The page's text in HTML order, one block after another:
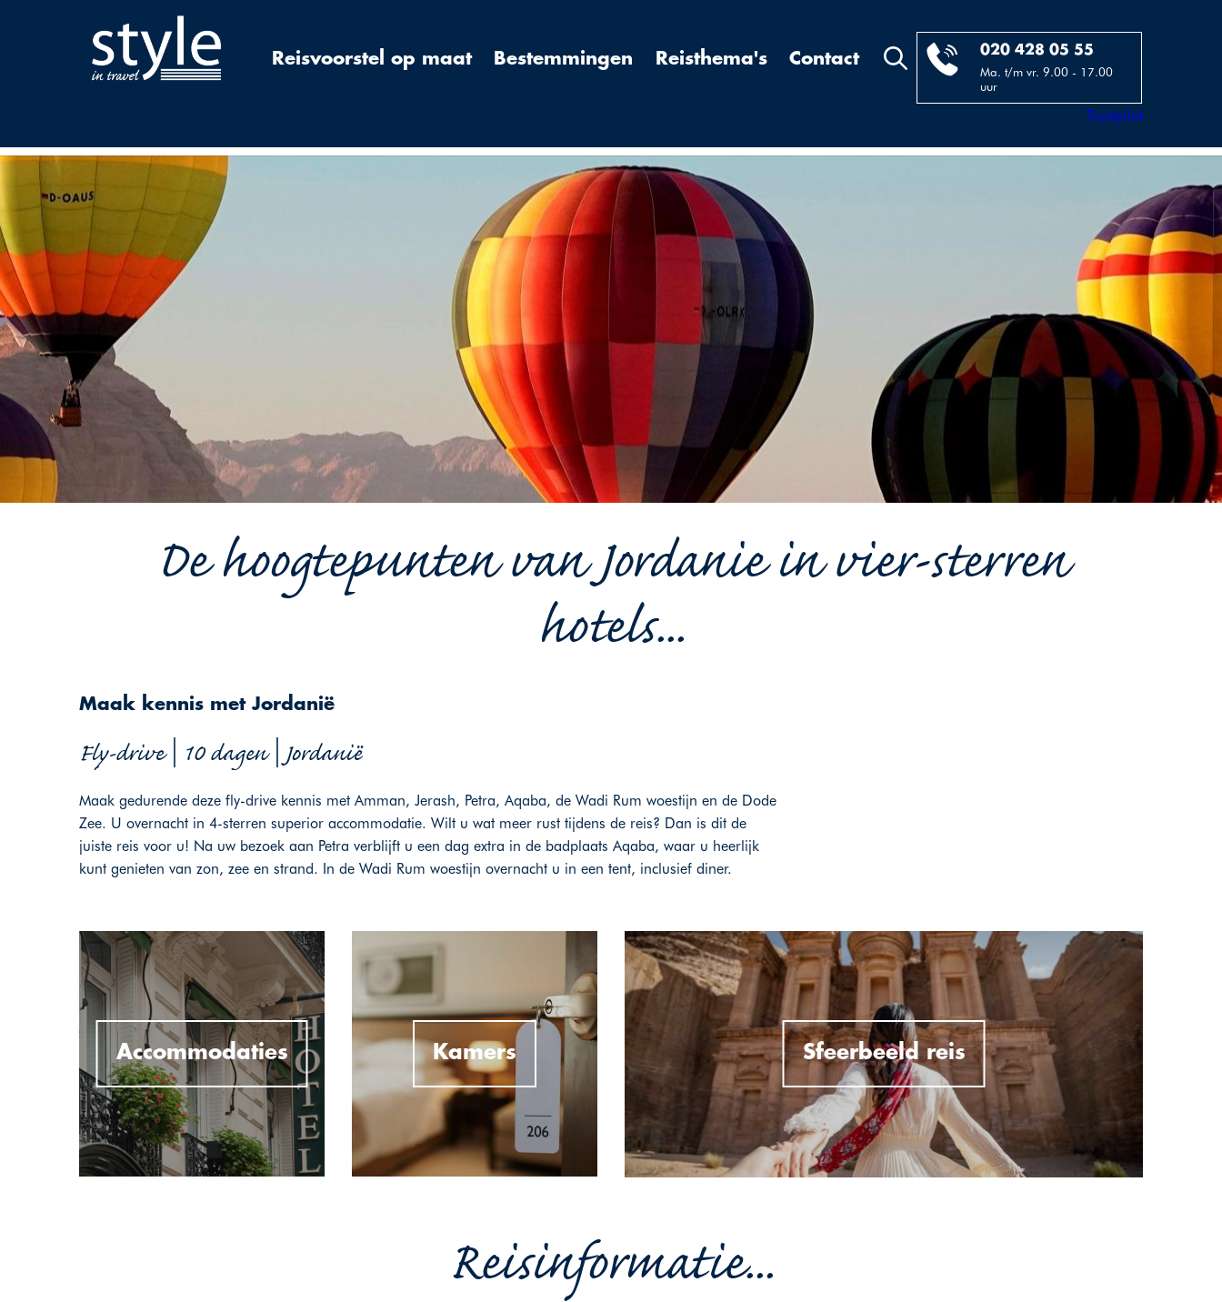
020 428 05 55
Ma. t/m vr. 9.00 - 17.00
uur
Reisvoorstel op maat Bestemmingen Reisthema's Contact
Trustpilot
De hoogtepunten van Jordanie in vier-sterren
hotels...
Maak kennis met Jordanië
Fly-drive | 10 dagen | Jordanië
Maak gedurende deze fly-drive kennis met Amman, Jerash, Petra, Aqaba, de Wadi Rum woestijn en de Dode
Zee. U overnacht in 4-sterren superior accommodatie. Wilt u wat meer rust tijdens de reis? Dan is dit de
juiste reis voor u! Na uw bezoek aan Petra verblijft u een dag extra in de badplaats Aqaba, waar u heerlijk
kunt genieten van zon, zee en strand. In de Wadi Rum woestijn overnacht u in een tent, inclusief diner.
Accommodaties Kamers Sfeerbeeld reis
Reisinformatie...